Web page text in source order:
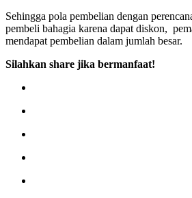
Sehingga pola pembelian dengan
pembeli bahagia karena dapat diskon,
mendapat pembelian dalam jumlah besar.
Silahkan share jika bermanfaat!